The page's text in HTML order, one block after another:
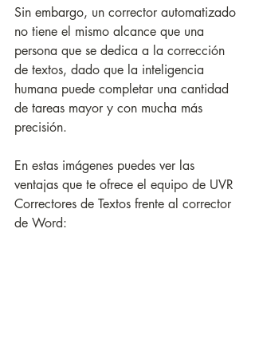
Sin embargo, un corrector automatizado
no tiene el mismo alcance que una
persona que se dedica a la corrección
de textos, dado que la inteligencia
humana puede completar una cantidad
de tareas mayor y con mucha más
precisión.
En estas imágenes puedes ver las
ventajas que te ofrece el equipo de UVR
Correctores de Textos frente al corrector
de Word: